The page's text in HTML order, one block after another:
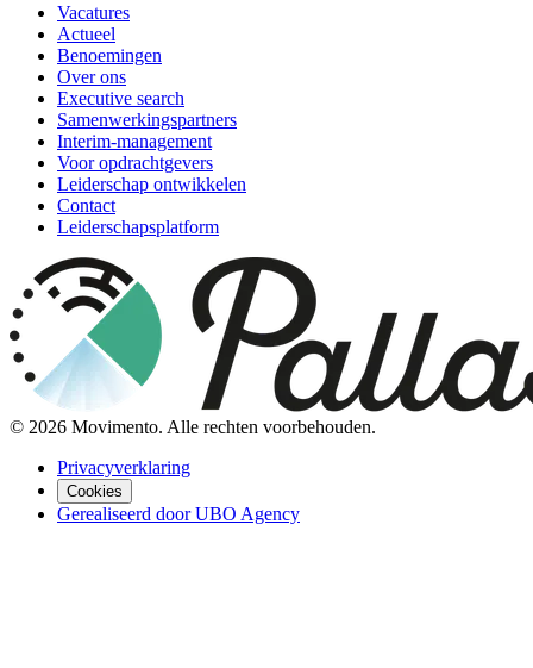
Vacatures
Actueel
Benoemingen
Over ons
Executive search
Samenwerkingspartners
Interim-management
Voor opdrachtgevers
Leiderschap ontwikkelen
Contact
Leiderschapsplatform
© 2026 Movimento. Alle rechten voorbehouden.
Privacyverklaring
Cookies
Gerealiseerd door UBO Agency